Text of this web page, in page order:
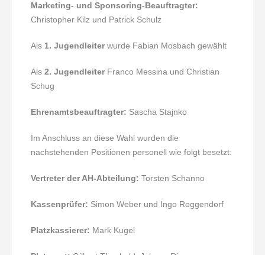
Marketing- und Sponsoring-Beauftragter:
Christopher Kilz und Patrick Schulz
Als 1. Jugendleiterwurde Fabian Mosbach gewählt
Als 2. Jugendleiter Franco Messina und Christian
Schug
Ehrenamtsbeauftragter: Sascha Stajnko
Im Anschluss an diese Wahl wurden die
nachstehenden Positionen personell wie folgt besetzt:
Vertreter der AH-Abteilung: Torsten Schanno
Kassenprüfer: Simon Weber und Ingo Roggendorf
Platzkassierer: Mark Kugel